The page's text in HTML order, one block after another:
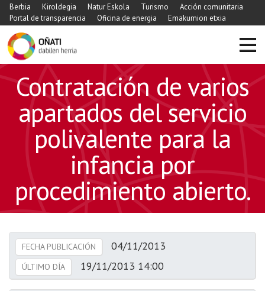
Berbia Kiroldegia Natur Eskola Turismo
Acción comunitaria
Portal de transparencia
Oficina de energia Emakumion etxia
Contratación de varios
apartados del servicio
polivalente para la
infancia por
procedimiento abierto.
FECHA PUBLICACIÓN 04/11/2013
ÚLTIMO DÍA 19/11/2013 14:00